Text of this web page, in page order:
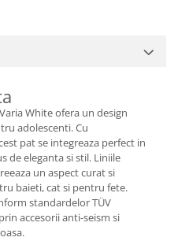
White ofera un design
adolescenti. Cu
pat se integreaza perfect in
de eleganta si stil. Liniile
un aspect curat si
baieti, cat si pentru fete.
standardelor TÜV
accesorii anti-seism si